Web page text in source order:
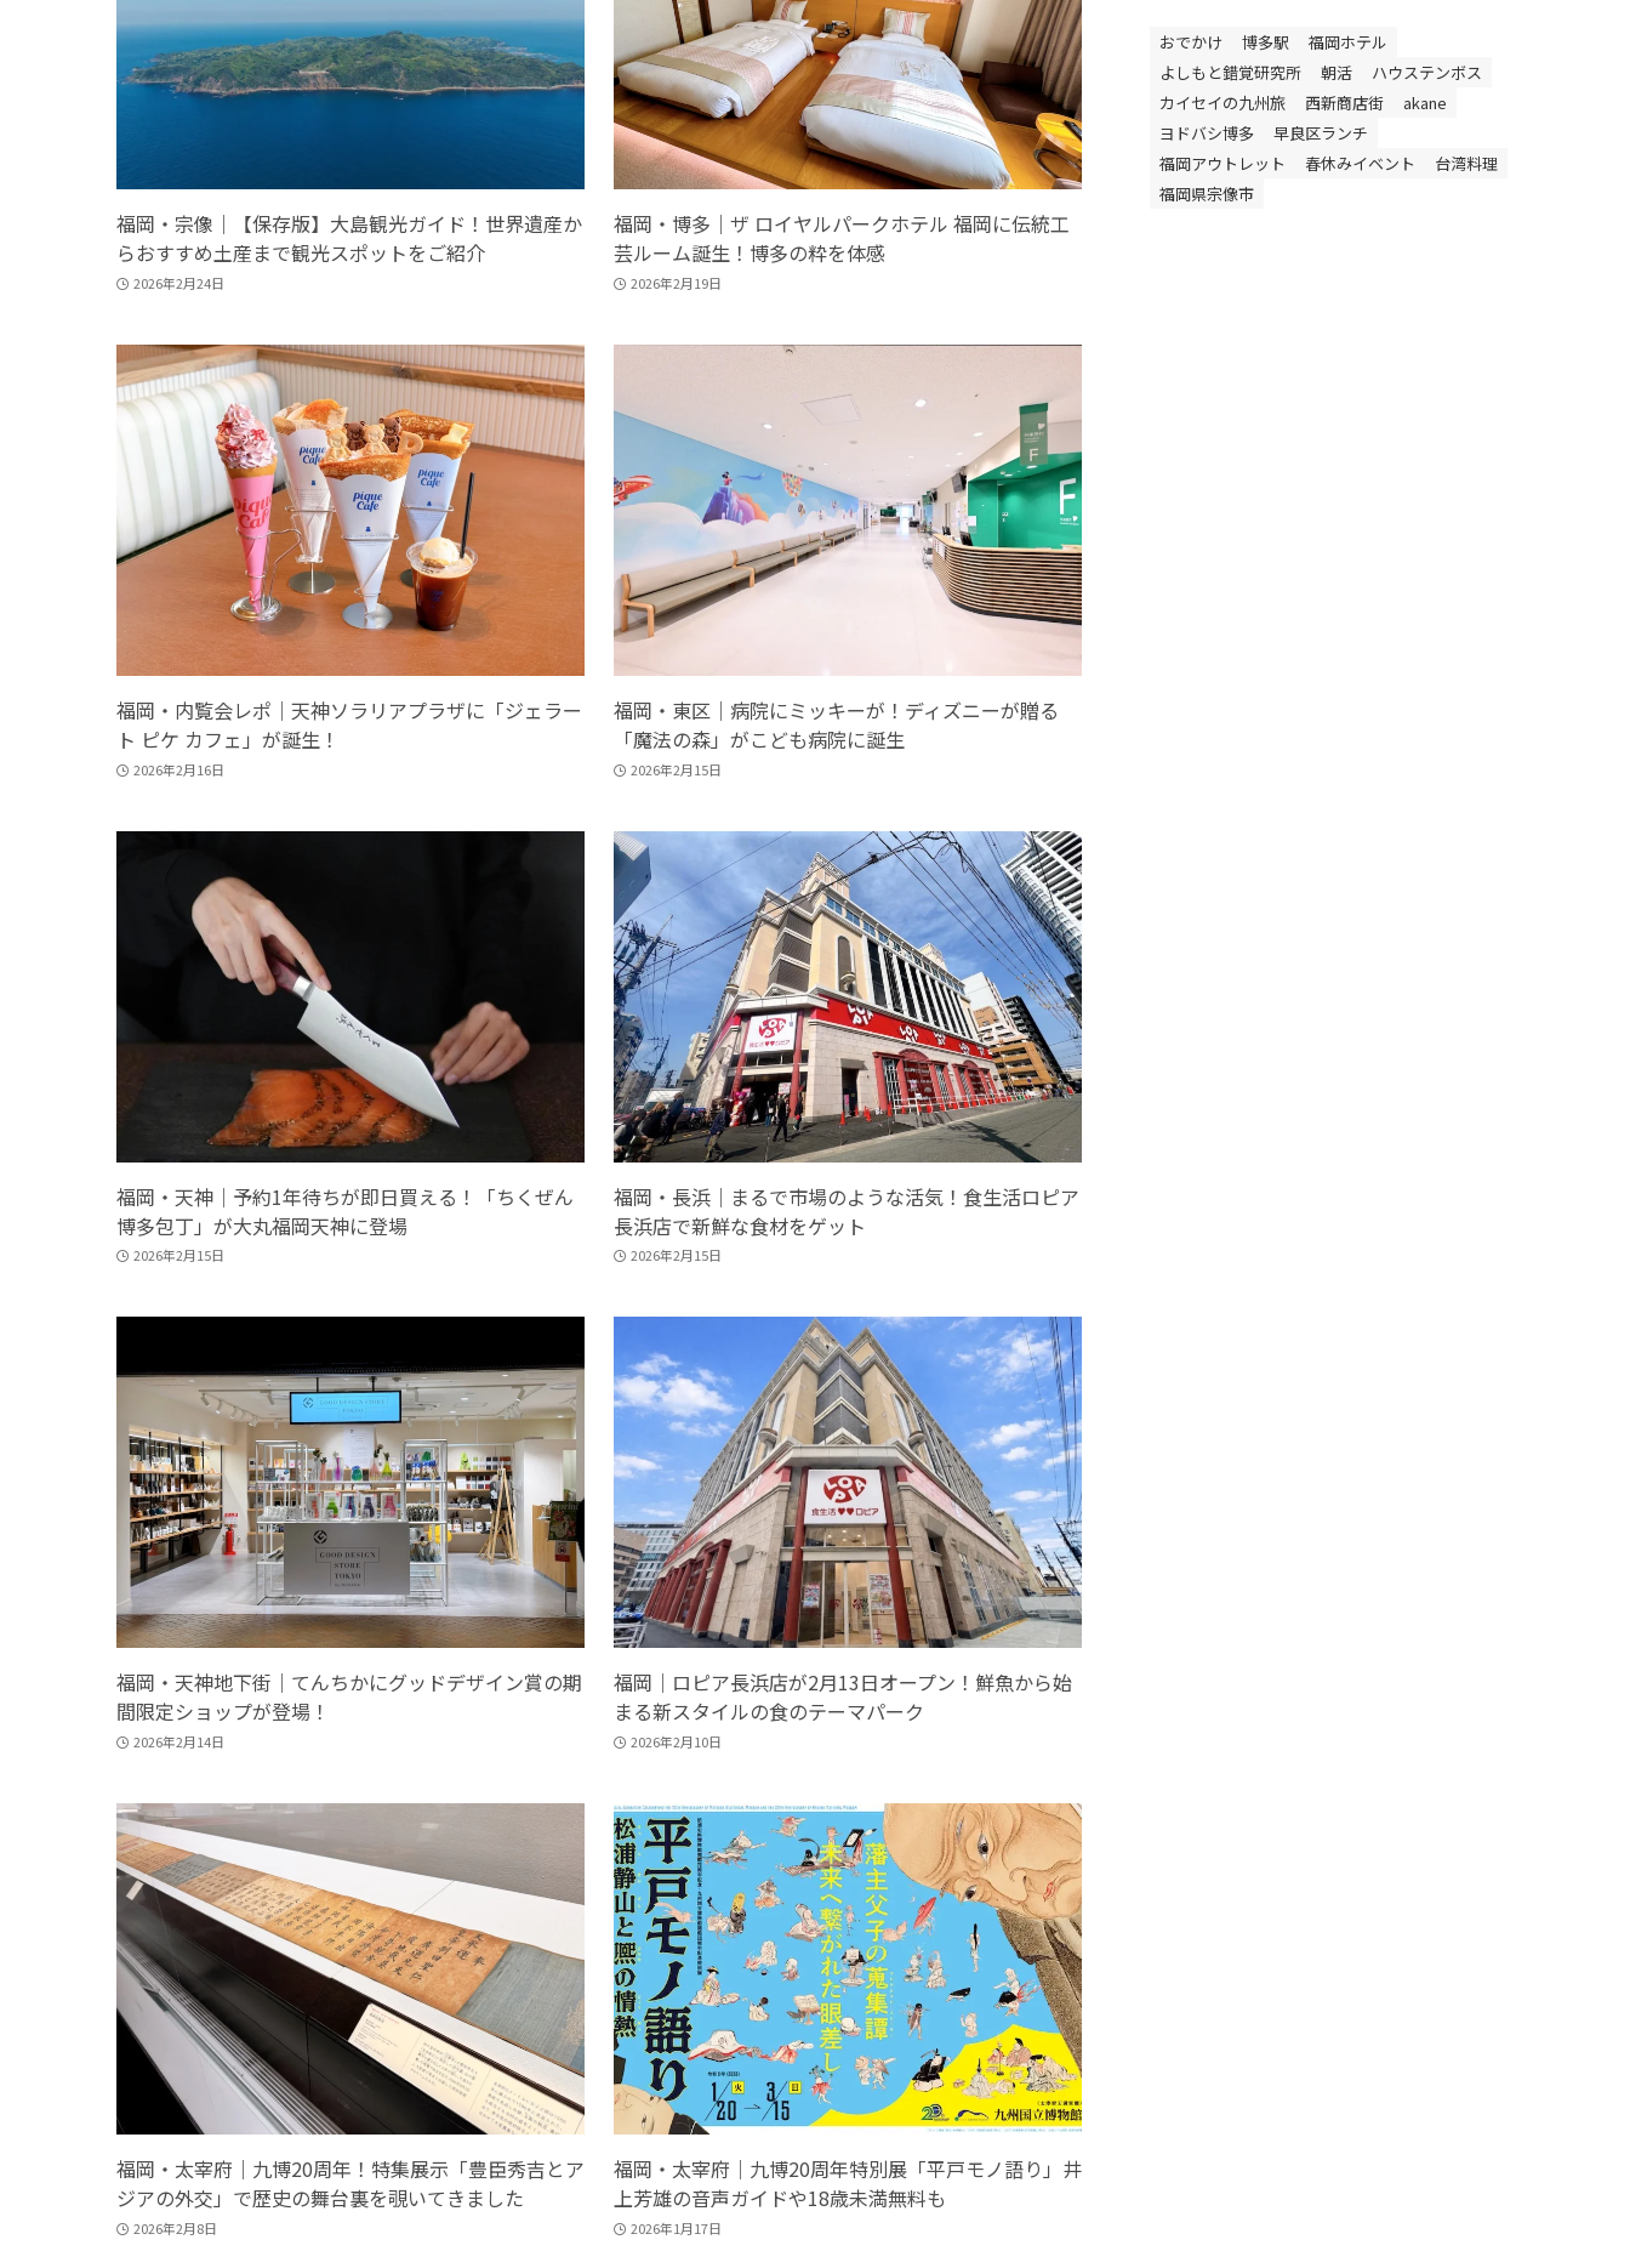
福岡・宗像｜【保存版】大島観光ガイド！世界遺産か
らおすすめ土産まで観光スポットをご紹介
2026年2月24日
福岡・博多｜ザ ロイヤルパークホテル 福岡に伝統工
芸ルーム誕生！博多の粋を体感
2026年2月19日
福岡・内覧会レポ｜天神ソラリアプラザに「ジェラー
ト ピケ カフェ」が誕生！
2026年2月16日
福岡・東区｜病院にミッキーが！ディズニーが贈る
「魔法の森」がこども病院に誕生
2026年2月15日
福岡・天神｜予約1年待ちが即日買える！「ちくぜん
博多包丁」が大丸福岡天神に登場
2026年2月15日
福岡・長浜｜まるで市場のような活気！食生活ロピア
長浜店で新鮮な食材をゲット
2026年2月15日
福岡・天神地下街｜てんちかにグッドデザイン賞の期
間限定ショップが登場！
2026年2月14日
福岡｜ロピア長浜店が2月13日オープン！鮮魚から始
まる新スタイルの食のテーマパーク
2026年2月10日
福岡・太宰府｜九博20周年！特集展示「豊臣秀吉とア
ジアの外交」で歴史の舞台裏を覗いてきました
2026年2月8日
福岡・太宰府｜九博20周年特別展「平戸モノ語り」井
上芳雄の音声ガイドや18歳未満無料も
2026年1月17日
おでかけ 博多駅
福岡ホテル
よしもと錯覚研究所
朝活
ハウステンボス
カイセイの九州旅
西新商店街
akane
ヨドバシ博多
早良区ランチ
福岡アウトレット
春休みイベント
台湾料理
福岡県宗像市